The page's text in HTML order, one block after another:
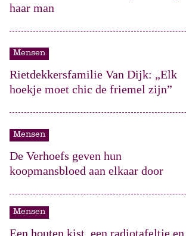
haar man
Mensen
Rietdekkersfamilie Van Dijk: „Elk
hoekje moet chic de friemel zijn”
Mensen
De Verhoefs geven hun
koopmansbloed aan elkaar door
Mensen
Een houten kist, een radiotafeltje en